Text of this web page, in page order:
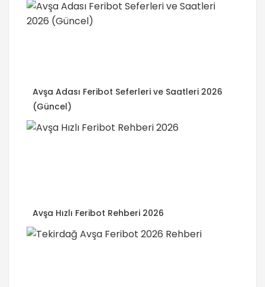
Avşa Adası Feribot Seferleri ve Saatleri 2026
(Güncel)
Avşa Hızlı Feribot Rehberi 2026